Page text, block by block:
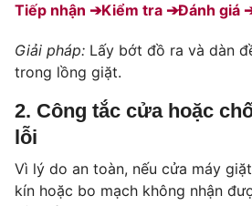
Tiếp nhận ➔Kiểm tra ➔Đánh giá
Giải pháp: Lấy bớt đồ ra và dàn
trong lồng giặt.
2. Công tắc cửa hoặc
lỗi
Vì lý do an toàn, nếu cửa máy
kín hoặc bo mạch không nhận